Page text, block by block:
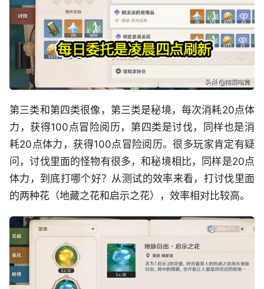
第三类和第四类很像，第三类是秘境，每次消耗20点体
力，获得100点冒险阅历，第四类是讨伐，同样也是消
耗20点体力，获得100点冒险阅历。很多玩家肯定有疑
问，讨伐里面的怪物有很多，和秘境相比，同样是20点
体力，到底打哪个好？从测试的效率来看，打讨伐里面
的两种花（地藏之花和启示之花），效率相对比较高。